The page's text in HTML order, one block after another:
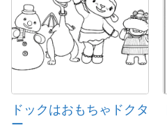
ドックはおもちゃドクタ
ー